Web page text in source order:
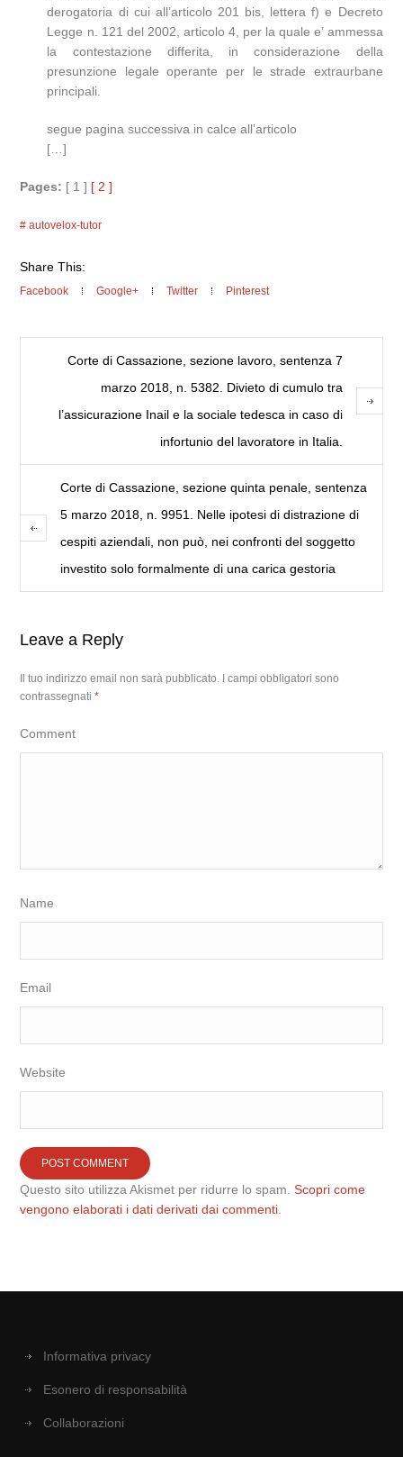
derogatoria di cui all’articolo 201 bis, lettera f) e Decreto
Legge n. 121 del 2002, articolo 4, per la quale e’ ammessa
la contestazione differita, in considerazione della
presunzione legale operante per le strade extraurbane
principali.
segue pagina successiva in calce all’articolo
[…]
Pages: [ 1 ] [ 2 ]
autovelox-tutor
Share This:
Facebook Google+ Twitter Pinterest
Corte di Cassazione, sezione lavoro, sentenza 7
marzo 2018, n. 5382. Divieto di cumulo tra
l’assicurazione Inail e la sociale tedesca in caso di
infortunio del lavoratore in Italia.
Corte di Cassazione, sezione quinta penale, sentenza
5 marzo 2018, n. 9951. Nelle ipotesi di distrazione di
cespiti aziendali, non può, nei confronti del soggetto
investito solo formalmente di una carica gestoria
Leave a Reply
Il tuo indirizzo email non sarà pubblicato.
I campi obbligatori sono
contrassegnati*
Comment
Name
Email
Website
Questo sito utilizza Akismet per ridurre lo spam.Scopri come
vengono elaborati i dati derivati dai commenti
Informativa privacy
Esonero di responsabilità
Collaborazioni